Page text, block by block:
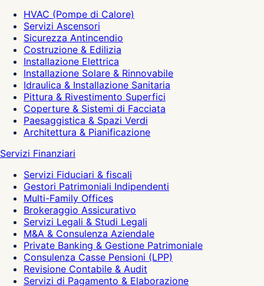
HVAC (Pompe di Calore)
Servizi Ascensori
Sicurezza Antincendio
Costruzione & Edilizia
Installazione Elettrica
Installazione Solare & Rinnovabile
Idraulica & Installazione Sanitaria
Pittura & Rivestimento Superfici
Coperture & Sistemi di Facciata
Paesaggistica & Spazi Verdi
Architettura & Pianificazione
Servizi Finanziari
Servizi Fiduciari & fiscali
Gestori Patrimoniali Indipendenti
Multi-Family Offices
Brokeraggio Assicurativo
Servizi Legali & Studi Legali
M&A & Consulenza Aziendale
Private Banking & Gestione Patrimoniale
Consulenza Casse Pensioni (LPP)
Revisione Contabile & Audit
Servizi di Pagamento & Elaborazione